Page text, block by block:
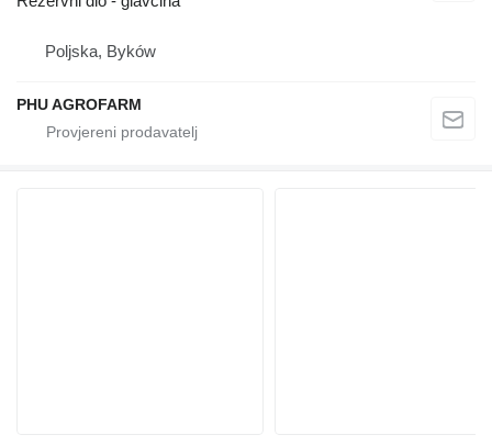
Poljska, Byków
PHU AGROFARM